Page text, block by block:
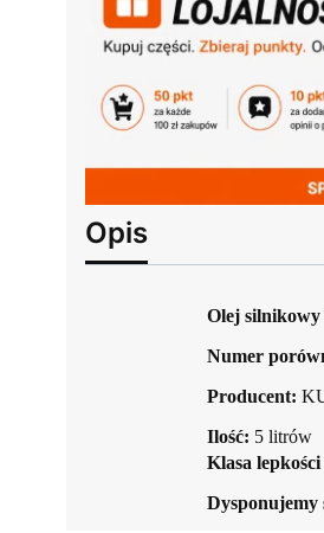
Opis
Olej
Numer
Producent:
Ilość: 5 litrów
Klasa
Dysponujemy